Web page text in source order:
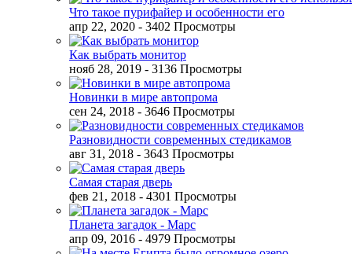
Что такое пурифайер и особенности его
апр 22, 2020 - 3402 Просмотры
Как выбрать монитор
нояб 28, 2019 - 3136 Просмотры
Новинки в мире автопрома
сен 24, 2018 - 3646 Просмотры
Разновидности современных стедикамов
авг 31, 2018 - 3643 Просмотры
Самая старая дверь
фев 21, 2018 - 4301 Просмотры
Планета загадок - Марс
апр 09, 2016 - 4979 Просмотры